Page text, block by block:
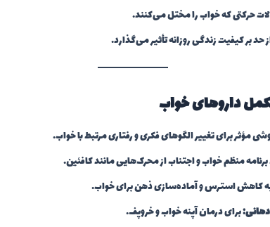
حرکتی که خواب را مختل می‌کنند.
بر کیفیت زندگی روزانه تأثیر می‌گذارد.
داروهای خواب
مؤثر برای تغییر الگوهای فکری و رفتاری مرتبط با خواب.
منظم خواب و اجتناب از محرک‌هایی مانند کافئین.
کاهش استرس و آماده‌سازی ذهن برای خواب.
برای درمان آپنه خواب و خروپف.